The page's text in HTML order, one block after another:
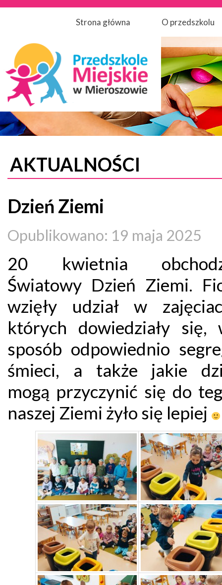
Strona główna O przedszkolu
AKTUALNOŚCI
Dzień Ziemi
Opublikowano: 19 maja 2025
20 kwietnia
Światowy Dzień Ziemi.
wzięły udział w
których dowiedziały się,
sposób odpowiednio
śmieci, a także jakie
mogą przyczynić się do
naszej Ziemi żyło się lepiej